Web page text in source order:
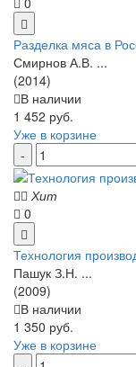
Разделка мяса в
Смирнов А.В. ...
(2014)
В наличии
1 452 руб.
Уже в корзине
Хит
0
Технология
Пашук З.Н. ...
(2009)
В наличии
1 350 руб.
Уже в корзине